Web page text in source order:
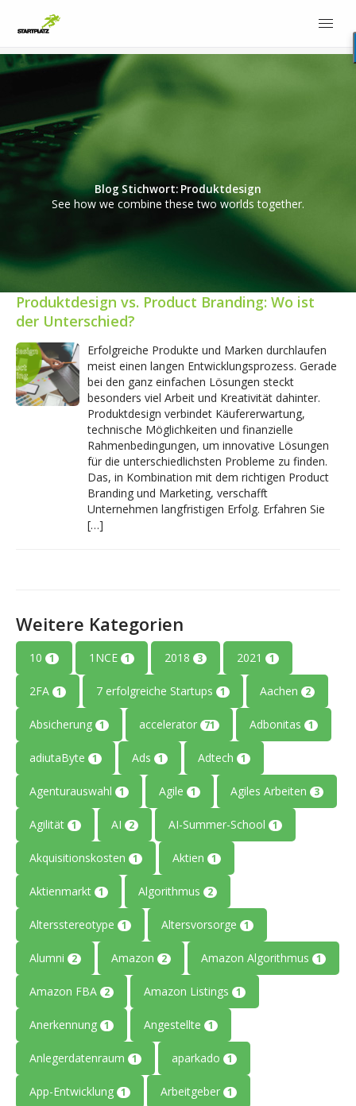
Blog Stichwort: Produktdesign
See how we combine these two worlds together.
Produktdesign vs. Product Branding: Wo ist
der Unterschied?
Erfolgreiche Produkte und Marken durchlaufen
meist einen langen Entwicklungsprozess. Gerade
bei den ganz einfachen Lösungen steckt
besonders viel Arbeit und Kreativität dahinter.
Produktdesign verbindet Käufererwartung,
technische Möglichkeiten und finanzielle
Rahmenbedingungen, um innovative Lösungen
für die unterschiedlichsten Probleme zu finden.
Das, in Kombination mit dem richtigen Product
Branding und Marketing, verschafft
Unternehmen langfristigen Erfolg. Erfahren Sie
[…]
Weitere Kategorien
10 1 1NCE 1 2018 3 2021 1
2FA 1 7 erfolgreiche Startups 1 Aachen 2
Absicherung 1 accelerator 71 Adbonitas 1
adiutaByte 1 Ads 1 Adtech 1
Agenturauswahl 1 Agile 1 Agiles Arbeiten 3
Agilität 1 AI 2 AI-Summer-School 1
Akquisitionskosten 1 Aktien 1
Aktienmarkt 1 Algorithmus 2
Altersstereotype 1 Altersvorsorge 1
Alumni 2 Amazon 2 Amazon Algorithmus 1
Amazon FBA 2 Amazon Listings 1
Anerkennung 1 Angestellte 1
Anlegerdatenraum 1 aparkado 1
App-Entwicklung 1 Arbeitgeber 1